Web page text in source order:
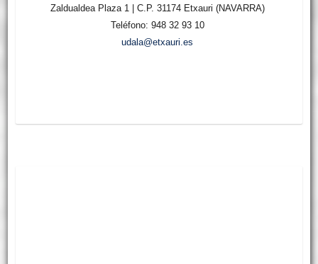
Zaldualdea Plaza 1 | C.P. 31174 Etxauri (NAVARRA)
Teléfono: 948 32 93 10
udala@etxauri.es